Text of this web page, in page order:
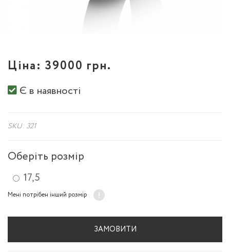
Ціна: 39000 грн.
Є в наявності
SKU: 321
Оберіть розмір
17,5
Мені потрібен інший розмір
ЗАМОВИТИ